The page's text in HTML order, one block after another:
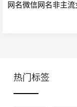
网名微信网名非主
热门标签